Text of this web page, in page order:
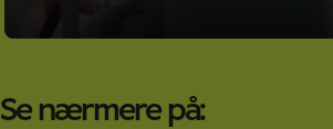
Se nærmere på: